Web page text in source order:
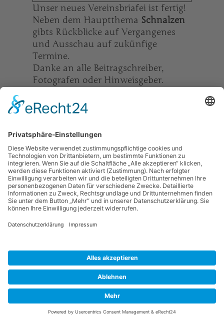
Unser neues Vereinsbriafei ist fertig!
Neben dem Hauptthema Schnalzen
gibts Rückblicke auf Vergangenes
und Ausschau auf zukünfige
Termine.
Danke an alle Beitragschreiber,
Fotografen oder Hinweisgeber.
einfach auf das Bild klicken. (ca. 4
Tags:Vereinsbriafei
Andere Seiten Datenschutzerklärung
GTEV D´Schneebergler Feldkirchen e.V., 1. Vorstand Johannes
Lechner, Am Hammerbach 27, 83404 Ainring - OT Feldkirchen,
Tel. +49 (0)157 58846035, E-Mail: